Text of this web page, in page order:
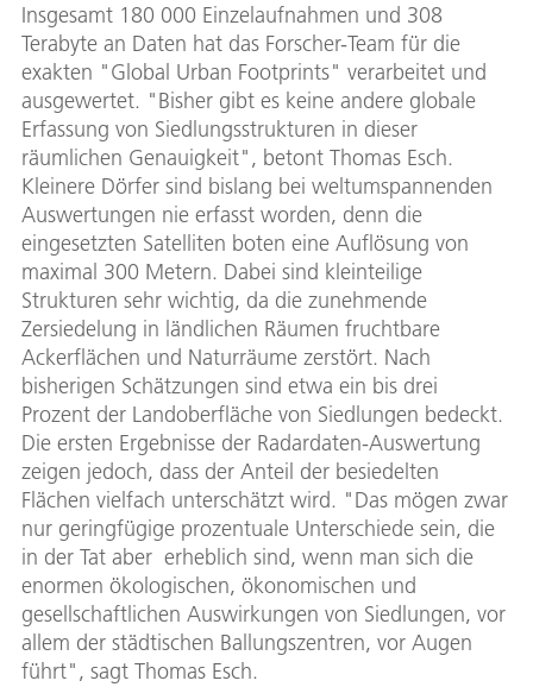
Insgesamt 180 000 Einzelaufnahmen und 308
Terabyte an Daten hat das Forscher-Team für die
exakten "Global Urban Footprints" verarbeitet und
ausgewertet. "Bisher gibt es keine andere globale
Erfassung von Siedlungsstrukturen in dieser
räumlichen Genauigkeit", betont Thomas Esch.
Kleinere Dörfer sind bislang bei weltumspannenden
Auswertungen nie erfasst worden, denn die
eingesetzten Satelliten boten eine Auflösung von
maximal 300 Metern. Dabei sind kleinteilige
Strukturen sehr wichtig, da die zunehmende
Zersiedelung in ländlichen Räumen fruchtbare
Ackerflächen und Naturräume zerstört. Nach
bisherigen Schätzungen sind etwa ein bis drei
Prozent der Landoberfläche von Siedlungen bedeckt.
Die ersten Ergebnisse der Radardaten-Auswertung
zeigen jedoch, dass der Anteil der besiedelten
Flächen vielfach unterschätzt wird. "Das mögen zwar
nur geringfügige prozentuale Unterschiede sein, die
in der Tat aber erheblich sind, wenn man sich die
enormen ökologischen, ökonomischen und
gesellschaftlichen Auswirkungen von Siedlungen, vor
allem der städtischen Ballungszentren, vor Augen
führt", sagt Thomas Esch.